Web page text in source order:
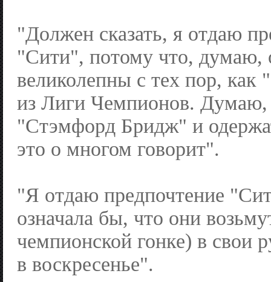
"Должен сказать, я отдаю
"Сити", потому что, думаю,
великолепны с тех пор, как
из Лиги Чемпионов. Думаю,
"Стэмфорд Бридж" и
это о многом говорит".
"Я отдаю предпочтение
означала бы, что они
чемпионской гонке) в свои
в воскресенье".